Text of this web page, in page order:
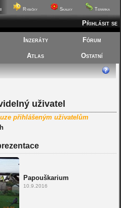
Rybičky Skalky Terárka
Přihlásit se
Inzeráty Fórum
Atlas
Ostatní
uživatel
přihlášeným uživatelům
Papouškarium
10.9.2016